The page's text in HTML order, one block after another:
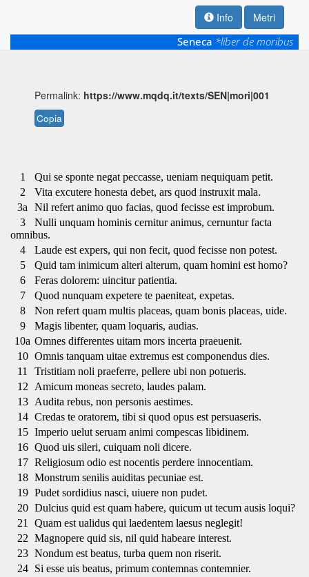
Info
Metri
Seneca *liber de moribus
Permalink: https://www.mqdq.it/texts/SEN|mori|001
Copia
1
Qui se sponte negat peccasse, ueniam nequiquam petit.
2
Vita excutere honesta debet, ars quod instruxit mala.
3a
Nil refert animo quo facias, quod fecisse est improbum.
3
Nulli unquam hominis cernitur animus, cernuntur facta
omnibus.
4
Laude est expers, qui non fecit, quod fecisse non potest.
5
Quid tam inimicum alteri alterum, quam homini est homo?
6
Feras dolorem: uincitur patientia.
7
Quod nunquam expetere te paeniteat, expetas.
8
Non refert quam multis placeas, quam bonis placeas, uide.
9
Magis libenter, quam loquaris, audias.
10a Omnes differentes uitam mors incerta praeuenit.
10 Omnis tanquam uitae extremus est componendus dies.
11
Tristitiam noli praeferre, pellere ubi non potueris.
12
Amicum moneas secreto, laudes palam.
13
Audita rebus, non personis aestimes.
14 Credas te oratorem, tibi si quod opus est persuaseris.
15 Imperio uelut seruam animi compescas libidinem.
16 Quod uis sileri, cuiquam noli dicere.
17 Religiosum odio est nocentis perdere innocentiam.
18 Monstrum senilis auiditas pecuniae est.
19 Pudet sordidius nasci, uiuere non pudet.
20 Dulcius quid est quam habere, quicum ut tecum ausis loqui?
21
Quam est ualidus qui laedentem laesus neglegit!
22 Magnopere quid sis, nil quid habeare interest.
23 Nondum est beatus, turba quem non riserit.
24
Si esse uis beatus, primum contemnas contemnier.